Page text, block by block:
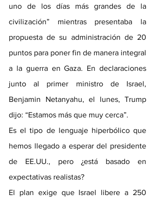
uno de los días más grandes de la
civilización” mientras presentaba la
propuesta de su administración de 20
puntos para poner fin de manera integral
a la guerra en Gaza. En declaraciones
junto al primer ministro de Israel,
Benjamin Netanyahu, el lunes, Trump
dijo: “Estamos más que muy cerca”.
Es el tipo de lenguaje hiperbólico que
hemos llegado a esperar del presidente
de EE.UU., pero ¿está basado en
expectativas realistas?
El plan exige que Israel libere a 250